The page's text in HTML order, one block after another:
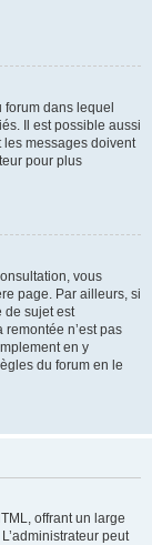
dans lequel
Il est possible aussi
les messages doivent
pour plus
vous
page. Par ailleurs, si
de sujet est
n’est pas
en y
du forum en le
offrant un large
peut